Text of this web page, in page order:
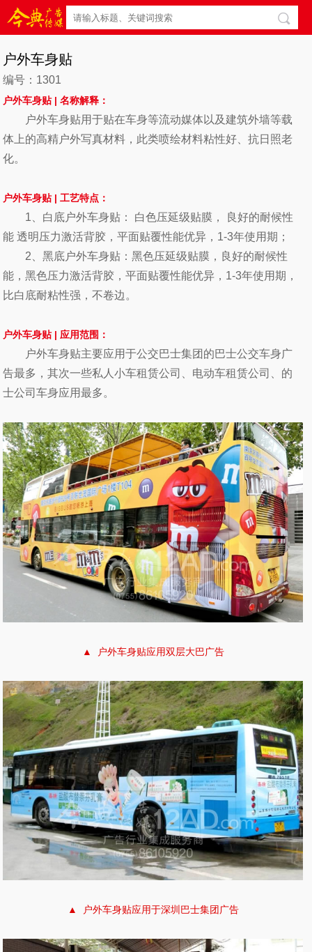
户外车身贴
编号：1301
户外车身贴 |名称解释：
户外车身贴用于贴在车身等流动媒体以及建筑外墙等载
体上的高精户外写真材料，此类喷绘材料粘性好、抗日照老
化。
户外车身贴|工艺特点：
1、白底户外车身贴： 白色压延级贴膜， 良好的耐候性
能 透明压力激活背胶，平面贴覆性能优异，1-3年使用期；
2、黑底户外车身贴：黑色压延级贴膜，良好的耐候性
能，黑色压力激活背胶，平面贴覆性能优异，1-3年使用期，
比白底耐粘性强，不卷边。
户外车身贴| 应用范围：
户外车身贴主要应用于公交巴士集团的巴士公交车身广
告最多，其次一些私人小车租赁公司、电动车租赁公司、的
士公司车身应用最多。
▲ 户外车身贴应用双层大巴广告
▲ 户外车身贴应用于深圳巴士集团广告